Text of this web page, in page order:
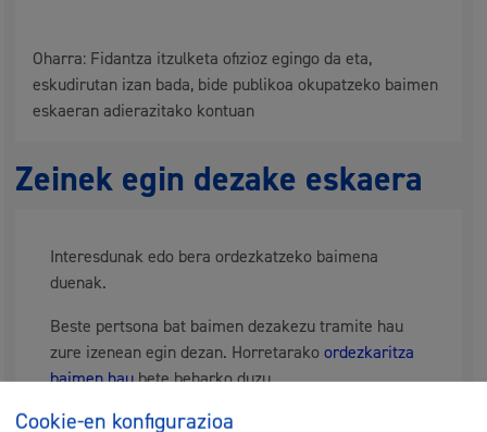
Oharra: Fidantza itzulketa ofizioz egingo da eta,
eskudirutan izan bada, bide publikoa okupatzeko baimen
eskaeran adierazitako kontuan
Zeinek egin dezake eskaera
Interesdunak edo bera ordezkatzeko baimena
duenak.
Beste pertsona bat baimen dezakezu tramite hau
zure izenean egin dezan. Horretarakoordezkaritza
baimen haubete beharko duzu.
Ordezkaritza iraunkorragoa eman nahi baduzu,
Cookie-en konfigurazioa